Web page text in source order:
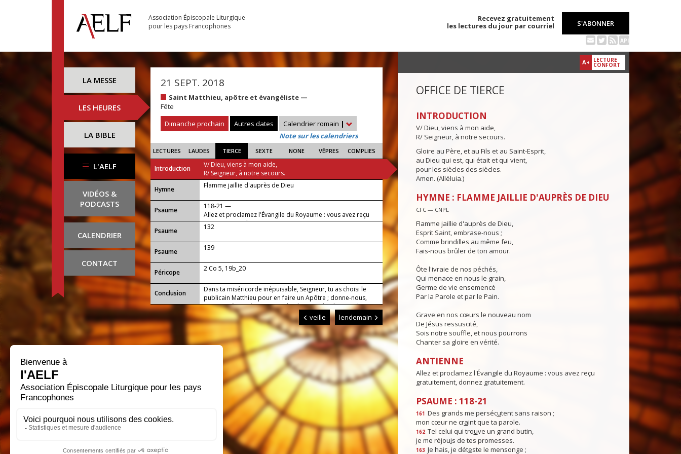
Association Épiscopale Liturgique
pour les pays Francophones
Recevez gratuitement
les lectures du jour par courriel
S'ABONNER
API
LA MESSE
LES HEURES
LA BIBLE
L'AELF
VIDÉOS &
PODCASTS
CALENDRIER
CONTACT
21 SEPT. 2018
Saint Matthieu, apôtre et évangéliste —
Fête
Dimanche prochain
Autres dates Calendrier romain |
Note sur les calendriers
LECTURES LAUDES TIERCE SEXTE NONE VÊPRES COMPLIES
Introduction
V/ Dieu, viens à mon aide,
R/ Seigneur, à notre secours.
...
Hymne Flamme jaillie d'auprès de Dieu
Psaume
118-21 —
Allez et proclamez l'Évangile du Royaume : vous avez reçu
gratuitement, donnez gratuitement.
Psaume
132
Psaume 139
Péricope 2 Co 5, 19b_20
Conclusion
Dans ta miséricorde inépuisable, Seigneur, tu as choisi le
publicain Matthieu pour en faire un Apôtre ; donne-nous,
par sa prière et à son exemple, de suivre le Christ et de nous
attacher à lui fermement. Lui qui règne.veille lendemain
A+ LECTURE
CONFORT
OFFICE DE TIERCE
INTRODUCTION
V/ Dieu, viens à mon aide,
R/ Seigneur, à notre secours.
Gloire au Père, et au Fils et au Saint-Esprit,
au Dieu qui est, qui était et qui vient,
pour les siècles des siècles.
Amen. (Alléluia.)
HYMNE : FLAMME JAILLIE D'AUPRÈS DE DIEU
CFC — CNPL
Flamme jaillie d'auprès de Dieu,
Esprit Saint, embrase-nous ;
Comme brindilles au même feu,
Fais-nous brûler de ton amour.
Ôte l'ivraie de nos péchés,
Qui menace en nous le grain,
Germe de vie ensemencé
Par la Parole et par le Pain.
Grave en nos cœurs le nouveau nom
De Jésus ressuscité,
Sois notre souffle, et nous pourrons
Chanter sa gloire en vérité.
ANTIENNE
Allez et proclamez l'Évangile du Royaume : vous avez reçu
gratuitement, donnez gratuitement.
PSAUME : 118-21
161 Des grands me persécutent sans raison ;
mon cœur ne craint que ta parole.
162 Tel celui qui trouve un grand butin,
je me réjouis de tes promesses.
163 Je hais, je déteste le mensonge ;